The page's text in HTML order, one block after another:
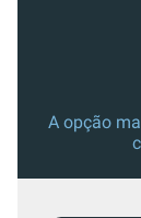
A opção